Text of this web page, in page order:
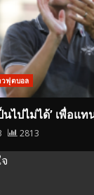
ฟุตบอล
นไปไม่ได้’ เพื่อแ
2813